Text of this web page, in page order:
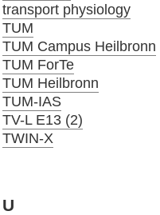
transport physiology
TUM
TUM Campus Heilbronn
TUM ForTe
TUM Heilbronn
TUM-IAS
TV-L E13 (2)
TWIN-X
U